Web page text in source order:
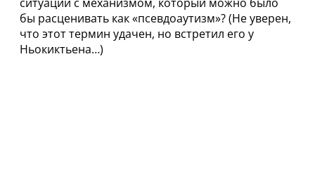
бы расценивать как «псевдоаутизм»? (Не уверен,
что этот термин удачен, но встретил его у
Ньокиктьена…)